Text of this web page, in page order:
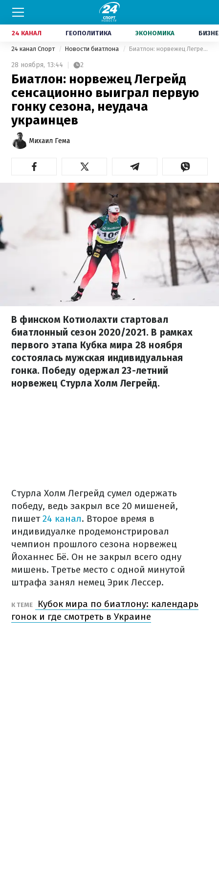
24 КАНАЛ ГЕОПОЛИТИКА ЭКОНОМИКА
24 канал Спорт Новости биатлона Биатлон: норвежец Легрейд сенсационно выиграл первую гонку сезона, неудача украинцев
28 ноября, 13:44 2
Биатлон: норвежец Легрейд
сенсационно выиграл первую
гонку сезона, неудача
украинцев
Михаил Гема
В финском Котиолахти стартовал
биатлонный сезон 2020/2021. В рамках
первого этапа Кубка мира 28 ноября
состоялась мужская индивидуальная
гонка. Победу одержал 23-летний
норвежец Стурла Холм Легрейд.
Стурла Холм Легрейд сумел одержать
победу, ведь закрыл все 20 мишеней,
пишет24 канал. Второе время в
индивидуалке продемонстрировал
чемпион прошлого сезона норвежец
Йоханнес Бё. Он не закрыл всего одну
мишень. Третье место с одной минутой
штрафа занял немец Эрик Лессер.
К ТЕМЕ
Кубок мира по биатлону: календарь
гонок и где смотреть в Украине